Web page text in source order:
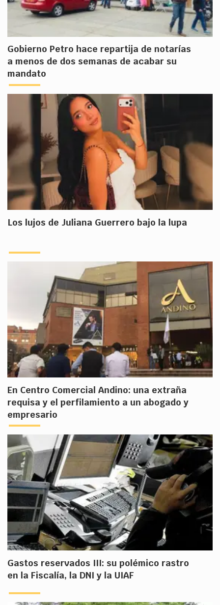
Gobierno Petro hace repartija de notarías
a menos de dos semanas de acabar su
mandato
Los lujos de Juliana Guerrero bajo la lupa
En Centro Comercial Andino: una extraña
requisa y el perfilamiento a un abogado y
empresario
Gastos reservados III: su polémico rastro
en la Fiscalía, la DNI y la UIAF